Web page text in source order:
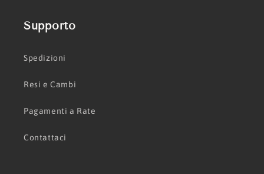
Supporto
Spedizioni
Resi e Cambi
Pagamenti a Rate
Contattaci